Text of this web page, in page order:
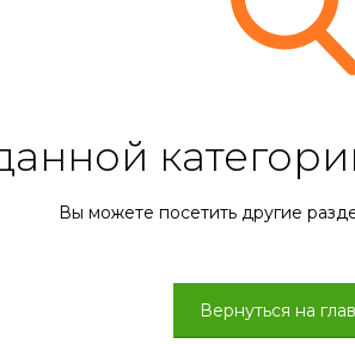
Вы можете посетить другие
Вернуться на